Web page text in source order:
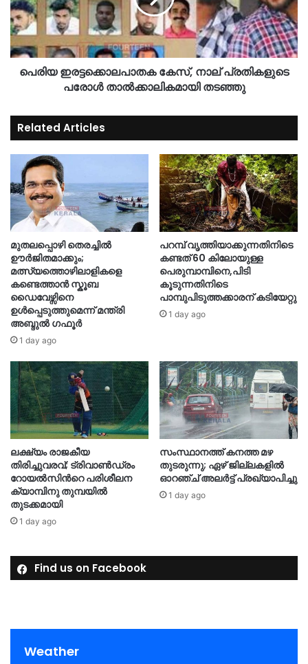
പെരിയ ഇരട്ടക്കൊലപാതക കേസ്, നാല് പ്രതികളുടെ
പരോൾ താൽക്കാലികമായി തടഞ്ഞു
Related Articles
മുതലപ്പൊഴി തെരച്ചിൽ
ഊർജിതമാക്കും;
മത്സ്യത്തൊഴിലാളികളെ
കണ്ടെത്താൻ സ്കൂബ
ഡൈവേഴ്സിനെ
ഉൾപ്പെടുത്തുമെന്ന് മന്ത്രി
അബ്ദുൽ ഗഫൂർ
1 day ago
പറമ്പ് വൃത്തിയാക്കുന്നതിനിടെ
കണ്ടത് 60 കിലോയുള്ള
പെരുമ്പാമ്പിനെ,പിടി
കൂടുന്നതിനിടെ
പാമ്പുപിടുത്തക്കാരന് കടിയേറ്റു
1 day ago
ലക്ഷ്യം രാജകീയ
തിരിച്ചുവരവ്; ട്രിവാൺഡ്രം
റോയൽസിന്‍റെ പരിശീലന
ക്യാമ്പിനു തുമ്പയില്‍
തുടക്കമായി
1 day ago
സംസ്ഥാനത്ത് കനത്ത മഴ
തുടരുന്നു; ഏഴ് ജില്ലകളിൽ
ഓറഞ്ച് അലർട്ട് പ്രഖ്യാപിച്ചു
1 day ago
Find us on Facebook
Weather